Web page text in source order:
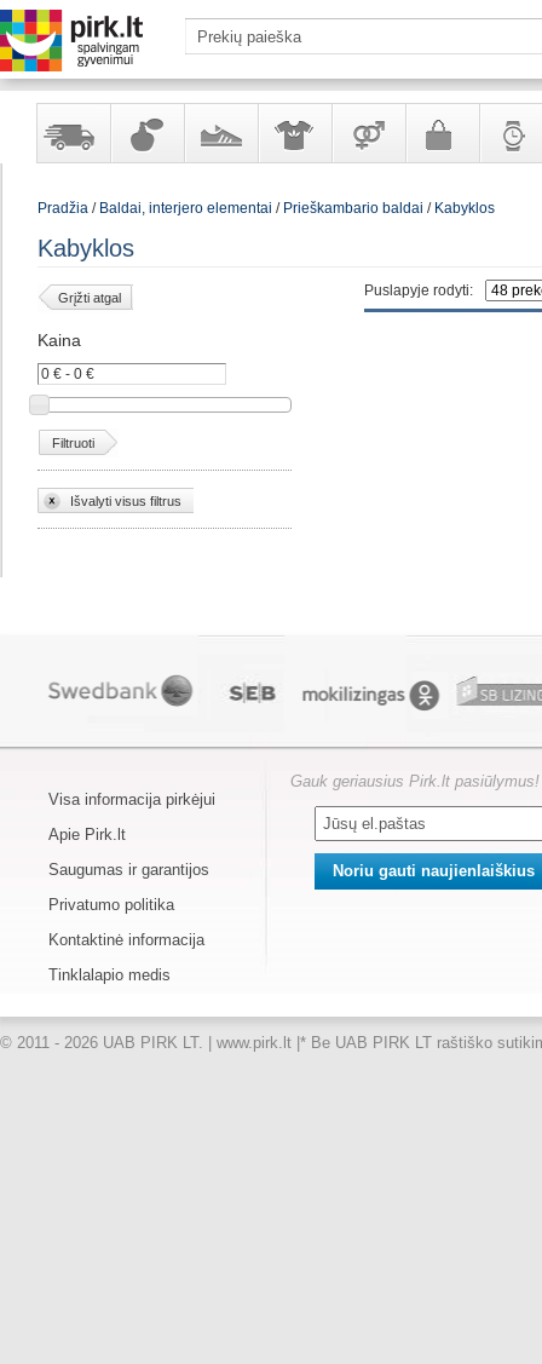
Yra
Kvepalai
kosmetika
AvalynėAprangaPrekės
Galanterija
Pradžia/ Baldai, interjero elementai / Prieškambario baldai / Kabyklos
Kabyklos
Puslapyje rodyti:
Grįžti atgal
Kaina
Filtruoti
Išvalyti visus filtrus
Visa informacija pirkėjui
Apie Pirk.lt
Saugumas ir garantijos
Privatumo politika
Kontaktinė informacija
Tinklalapio medis
Gauk geriausius Pirk.lt pasiūlymus!
© 2011 - 2026 UAB PIRK LT. | www.pirk.lt |* Be UAB PIRK LT raštiško